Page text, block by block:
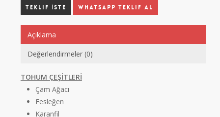
Whatsapp Teklif Al
Açıklama
Değerlendirmeler (0)
TOHUM ÇEŞİTLERİ
Çam Ağacı
Fesleğen
Karanfil